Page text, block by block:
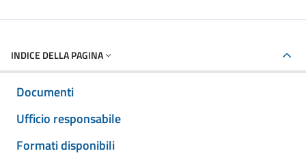
INDICE DELLA PAGINA
Documenti
Ufficio responsabile
Formati disponibili